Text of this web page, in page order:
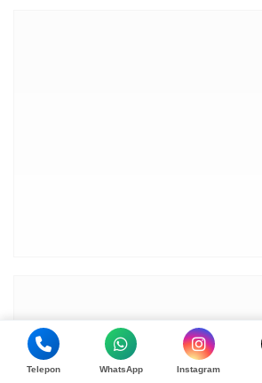
Telepon WhatsApp Instagram